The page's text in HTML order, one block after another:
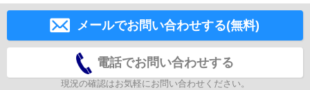
メールでお問い合わせする(無料)
電話でお問い合わせする
現況の確認はお気軽にお問い合わせください。